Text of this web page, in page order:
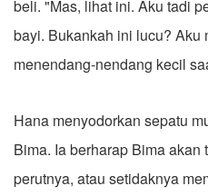
beli. "Mas, lihat ini. Aku tadi
bayi. Bukankah ini lucu? Aku
menendang-nendang kecil
Hana menyodorkan sepatu
Bima. Ia berharap Bima akan
perutnya, atau setidaknya